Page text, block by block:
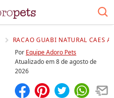
RACAO GUABI NATURAL CAES
Por Equipe Adoro Pets
Atualizado em8 de agosto de
2026